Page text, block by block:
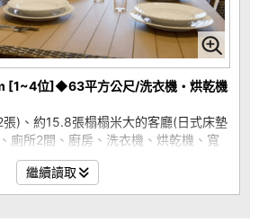
[1~4位]◆63平方公尺/洗衣機・烘乾機
)、約15.8張榻榻米大的客廳(日式床墊
廁所2間、廚房、洗衣機、烘乾機、寬
繼續讀取